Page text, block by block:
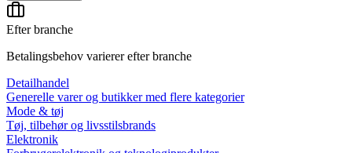
Efter branche
Betalingsbehov varierer efter branche
Detailhandel
Generelle varer og butikker med flere kategorier
Mode & tøj
Tøj, tilbehør og livsstilsbrands
Elektronik